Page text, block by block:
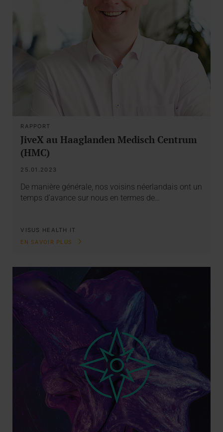
RAPPORT
JiveX au Haaglanden Medisch Centrum
(HMC)
25.01.2023
De manière générale, nos voisins néerlandais ont un
temps d’avance sur nous en termes de…
VISUS HEALTH IT
EN SAVOIR PLUS